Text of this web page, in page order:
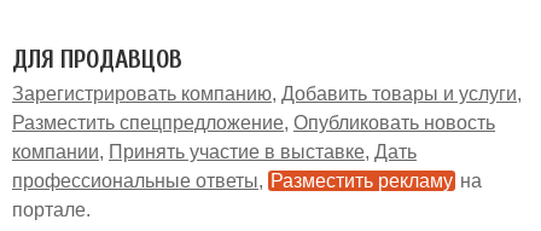
ДЛЯ ПРОДАВЦОВ
Зарегистрировать компанию Добавить товары и услуги
Разместить спецпредложение Опубликовать новость
компании
Принять участие в выставке Дать
профессиональные ответы
Разместить рекламу на
портале